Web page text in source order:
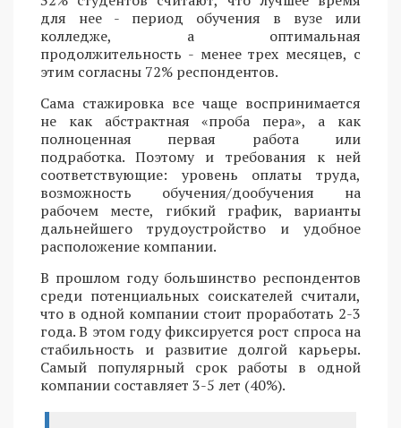
для нее - период обучения в вузе или
колледже, а оптимальная
продолжительность - менее трех месяцев, с
этим согласны 72% респондентов.
Сама стажировка все чаще воспринимается
не как абстрактная «проба пера», а как
полноценная первая работа или
подработка. Поэтому и требования к ней
соответствующие: уровень оплаты труда,
возможность обучения/дообучения на
рабочем месте, гибкий график, варианты
дальнейшего трудоустройство и удобное
расположение компании.
В прошлом году большинство респондентов
среди потенциальных соискателей считали,
что в одной компании стоит проработать 2-3
года. В этом году фиксируется рост спроса на
стабильность и развитие долгой карьеры.
Самый популярный срок работы в одной
компании составляет 3-5 лет (40%).